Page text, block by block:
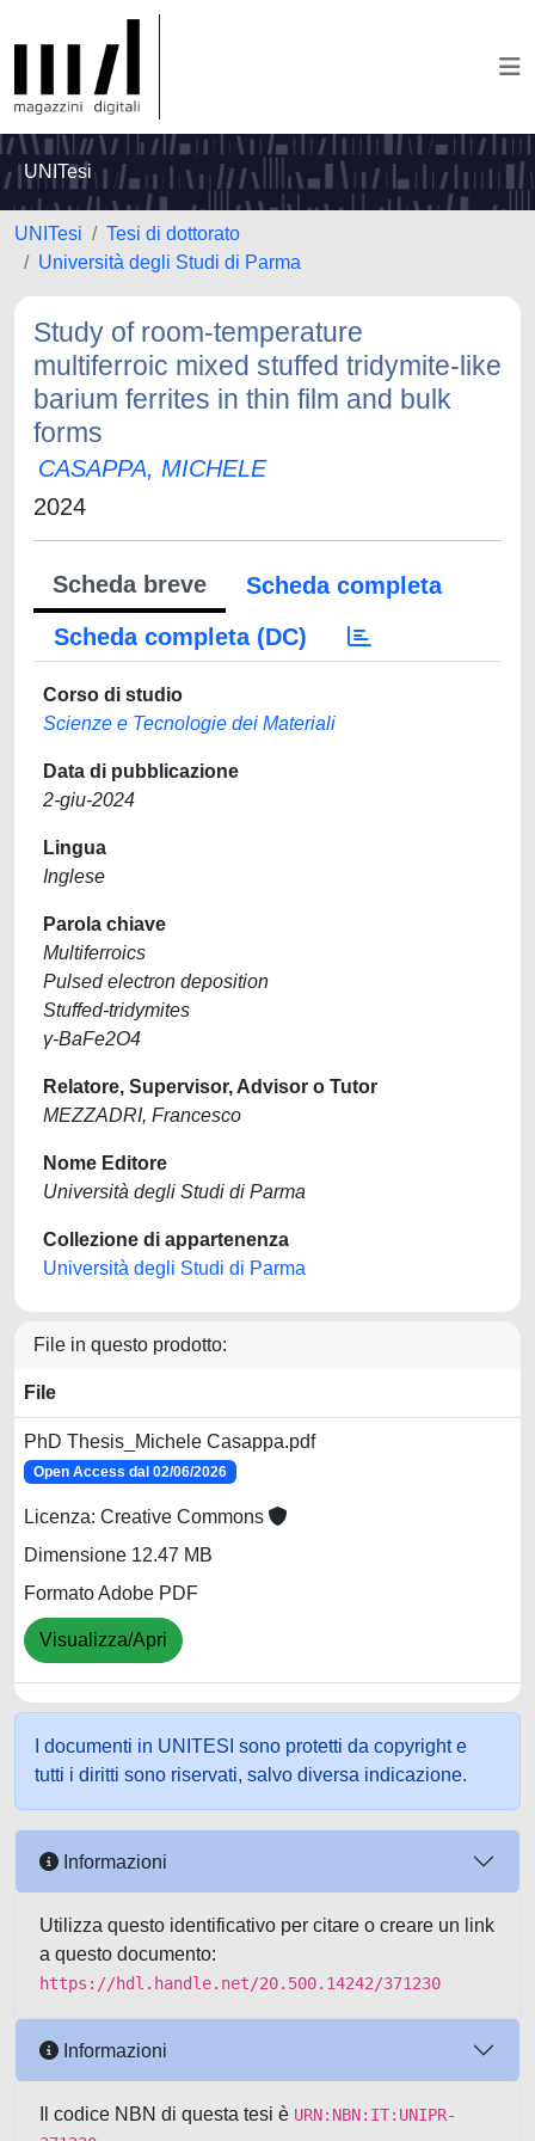
UNITesi
UNITesi
Tesi di dottorato
Università degli Studi di Parma
Study of room-temperature
multiferroic mixed stuffed tridymite-like
barium ferrites in thin film and bulk
forms
CASAPPA, MICHELE
2024
Scheda breve
Scheda completa
Scheda completa (DC)
Corso di studio
Scienze e Tecnologie dei Materiali
Data di pubblicazione
2-giu-2024
Lingua
Inglese
Parola chiave
Multiferroics
Pulsed electron deposition
Stuffed-tridymites
γ-BaFe2O4
Relatore, Supervisor, Advisor o Tutor
MEZZADRI, Francesco
Nome Editore
Università degli Studi di Parma
Collezione di appartenenza
Università degli Studi di Parma
File in questo prodotto:
File
PhD Thesis_Michele Casappa.pdf
Open Access dal 02/06/2026
Licenza: Creative Commons
Dimensione 12.47 MB
Formato Adobe PDF
Visualizza/Apri
I documenti in UNITESI sono protetti da copyright e
tutti i diritti sono riservati, salvo diversa indicazione.
Informazioni
Utilizza questo identificativo per citare o creare un link
a questo documento:
https://hdl.handle.net/20.500.14242/371230
Informazioni
Il codice NBN di questa tesi è URN:NBN:IT:UNIPR-